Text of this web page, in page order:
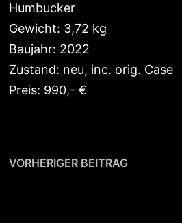
Humbucker
Gewicht: 3,72 kg
Baujahr: 2022
Zustand: neu, inc. orig. Case
Preis: 990,- €
Beitragsnavigation
VORHERIGER BEITRAGVorheriger